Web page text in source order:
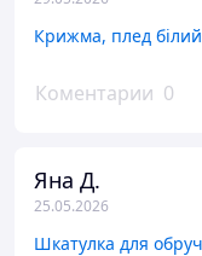
Крижма, плед
Коментарии 0
Яна Д.
25.05.2026